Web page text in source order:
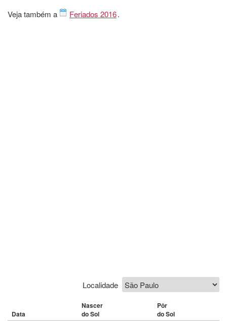
Veja também a Feriados 2016.
Localidade
Data
Nascer
do Sol
Pôr
do Sol